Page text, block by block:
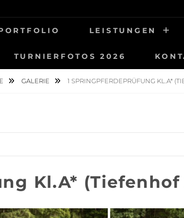
LEISTUNGEN
TURNIERFOTOS 2026
GALERIE 1 SPRINGPFERDEPRÜFUNG KL.A*
Kl.A* (Tiefenhof